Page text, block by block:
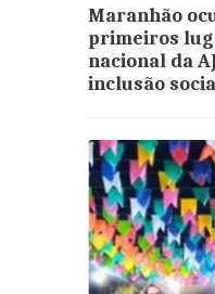
Maranhão
primeiros
nacional da
inclusão